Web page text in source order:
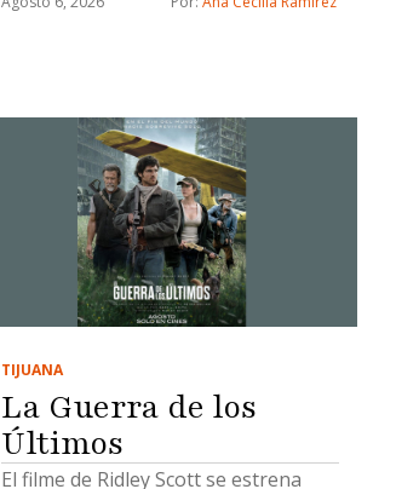
TIJUANA
La Guerra de los
Últimos
El filme de Ridley Scott se estrena